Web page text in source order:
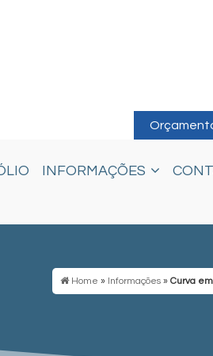
INFORMAÇÕES
Home » Informações » Curva